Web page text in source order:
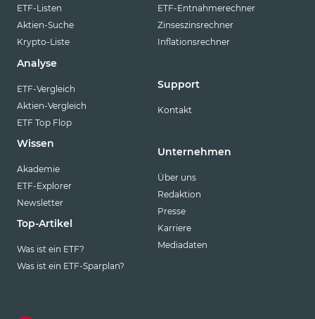
ETF-Listen
Aktien-Suche
Krypto-Liste
Analyse
ETF-Vergleich
Aktien-Vergleich
ETF Top Flop
Wissen
Akademie
ETF-Explorer
Newsletter
Top-Artikel
Was ist ein ETF?
Was ist ein ETF-Sparplan?
ETF-Entnahmerechner
Zinseszinsrechner
Inflationsrechner
Support
Kontakt
Unternehmen
Über uns
Redaktion
Presse
Karriere
Mediadaten